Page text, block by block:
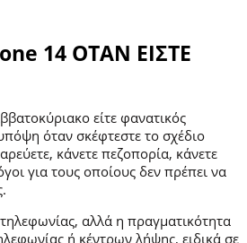
14 ΟΤΑΝ ΕΙΣΤΕ
είτε φανατικός
όταν σκέφτεστε το σχέδιο
κάνετε πεζοπορία, κάνετε
για τους οποίους δεν πρέπει να
αλλά η πραγματικότητα
ή κέντρων λήψης, ειδικά σε